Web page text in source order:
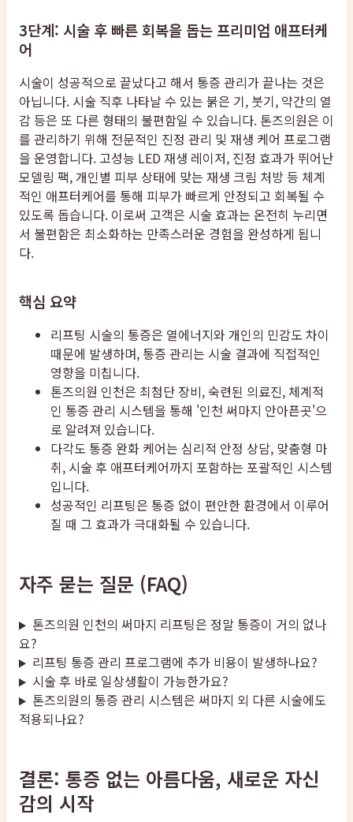
3단계: 시술 후 빠른 회복을 돕는 프리미엄 애프터케
어
시술이 성공적으로 끝났다고 해서 통증 관리가 끝나는 것은
아닙니다. 시술 직후 나타날 수 있는 붉은 기, 붓기, 약간의 열
감 등은 또 다른 형태의 불편함일 수 있습니다. 톤즈의원은 이
를 관리하기 위해 전문적인 진정 관리 및 재생 케어 프로그램
을 운영합니다. 고성능 LED 재생 레이저, 진정 효과가 뛰어난
모델링 팩, 개인별 피부 상태에 맞는 재생 크림 처방 등 체계
적인 애프터케어를 통해 피부가 빠르게 안정되고 회복될 수
있도록 돕습니다. 이로써 고객은 시술 효과는 온전히 누리면
서 불편함은 최소화하는 만족스러운 경험을 완성하게 됩니
다.
핵심 요약
리프팅 시술의 통증은 열에너지와 개인의 민감도 차이
때문에 발생하며, 통증 관리는 시술 결과에 직접적인
영향을 미칩니다.
톤즈의원 인천은 최첨단 장비, 숙련된 의료진, 체계적
인 통증 관리 시스템을 통해 '인천 써마지 안아픈곳'으
로 알려져 있습니다.
다각도 통증 완화 케어는 심리적 안정 상담, 맞춤형 마
취, 시술 후 애프터케어까지 포함하는 포괄적인 시스템
입니다.
성공적인 리프팅은 통증 없이 편안한 환경에서 이루어
질 때 그 효과가 극대화될 수 있습니다.
자주 묻는 질문 (FAQ)
톤즈의원 인천의 써마지 리프팅은 정말 통증이 거의 없나
요?
리프팅 통증 관리 프로그램에 추가 비용이 발생하나요?
시술 후 바로 일상생활이 가능한가요?
톤즈의원의 통증 관리 시스템은 써마지 외 다른 시술에도
적용되나요?
결론: 통증 없는 아름다움, 새로운 자신
감의 시작